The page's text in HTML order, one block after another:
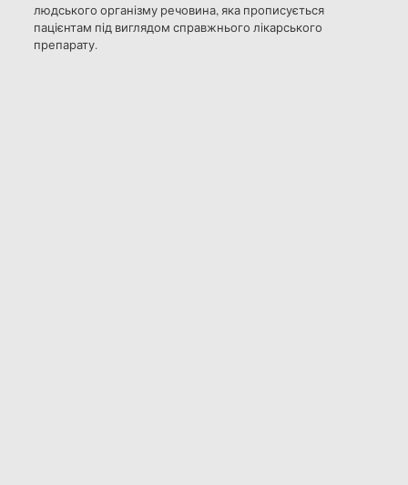
людського організму речовина, яка прописується
пацієнтам під виглядом справжнього лікарського
препарату.